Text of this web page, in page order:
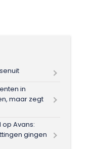
in
maar zegt
Avans:
gingen